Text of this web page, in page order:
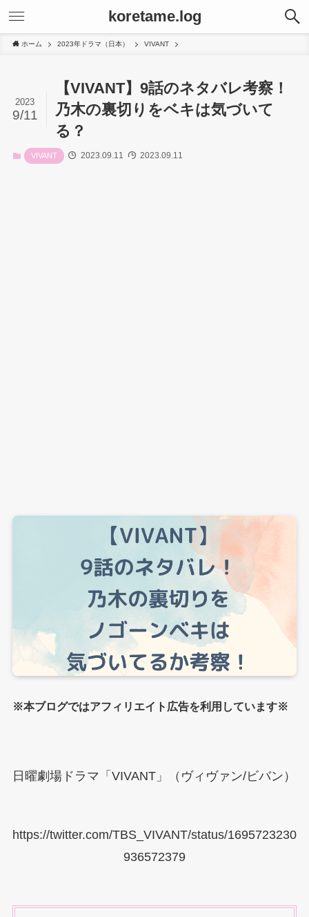
koretame.log
ホーム 2023年ドラマ（日本） VIVANT
【VIVANT】9話のネタバレ考察！
乃木の裏切りをベキは気づいて
る？
2023
9/11
VIVANT 2023.09.11 2023.09.11
※本ブログではアフィリエイト広告を利用しています※
日曜劇場ドラマ「VIVANT」（ヴィヴァン/ビバン）
https://twitter.com/TBS_VIVANT/status/1695723230
936572379